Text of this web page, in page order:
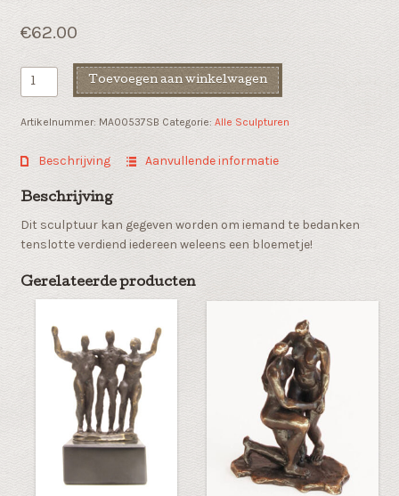
€62.00
Bedankje
sculptuur
een
aantal
Toevoegen aan winkelwagen
Artikelnummer: MA00537SB Categorie: Alle Sculpturen
Beschrijving Aanvullende informatie
Beschrijving
Dit sculptuur kan gegeven worden om iemand te bedanken
tenslotte verdiend iedereen weleens een bloemetje!
Gerelateerde producten